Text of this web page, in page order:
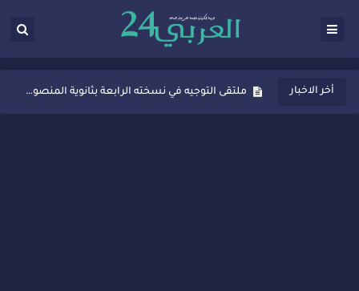
أخر الاخبار
ثانوية المنصور الذهبي بسيدي قاسم تُعزّز ثقافة التوجيه المدرسي بمبادرة نوعية تجمع بين التفاعل والتكريم
ملتقى التوجيه في نسخته الرابعة بثانوية المنصور الذهبي بسيدي قاسم